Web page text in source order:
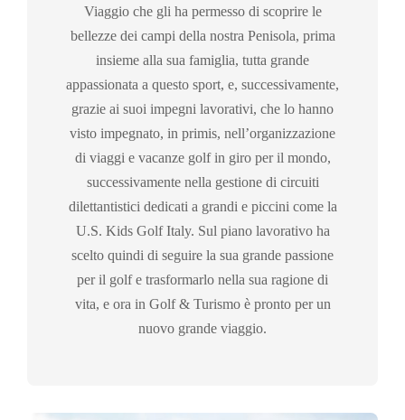
Viaggio che gli ha permesso di scoprire le
bellezze dei campi della nostra Penisola, prima
insieme alla sua famiglia, tutta grande
appassionata a questo sport, e, successivamente,
grazie ai suoi impegni lavorativi, che lo hanno
visto impegnato, in primis, nell’organizzazione
di viaggi e vacanze golf in giro per il mondo,
successivamente nella gestione di circuiti
dilettantistici dedicati a grandi e piccini come la
U.S. Kids Golf Italy. Sul piano lavorativo ha
scelto quindi di seguire la sua grande passione
per il golf e trasformarlo nella sua ragione di
vita, e ora in Golf & Turismo è pronto per un
nuovo grande viaggio.